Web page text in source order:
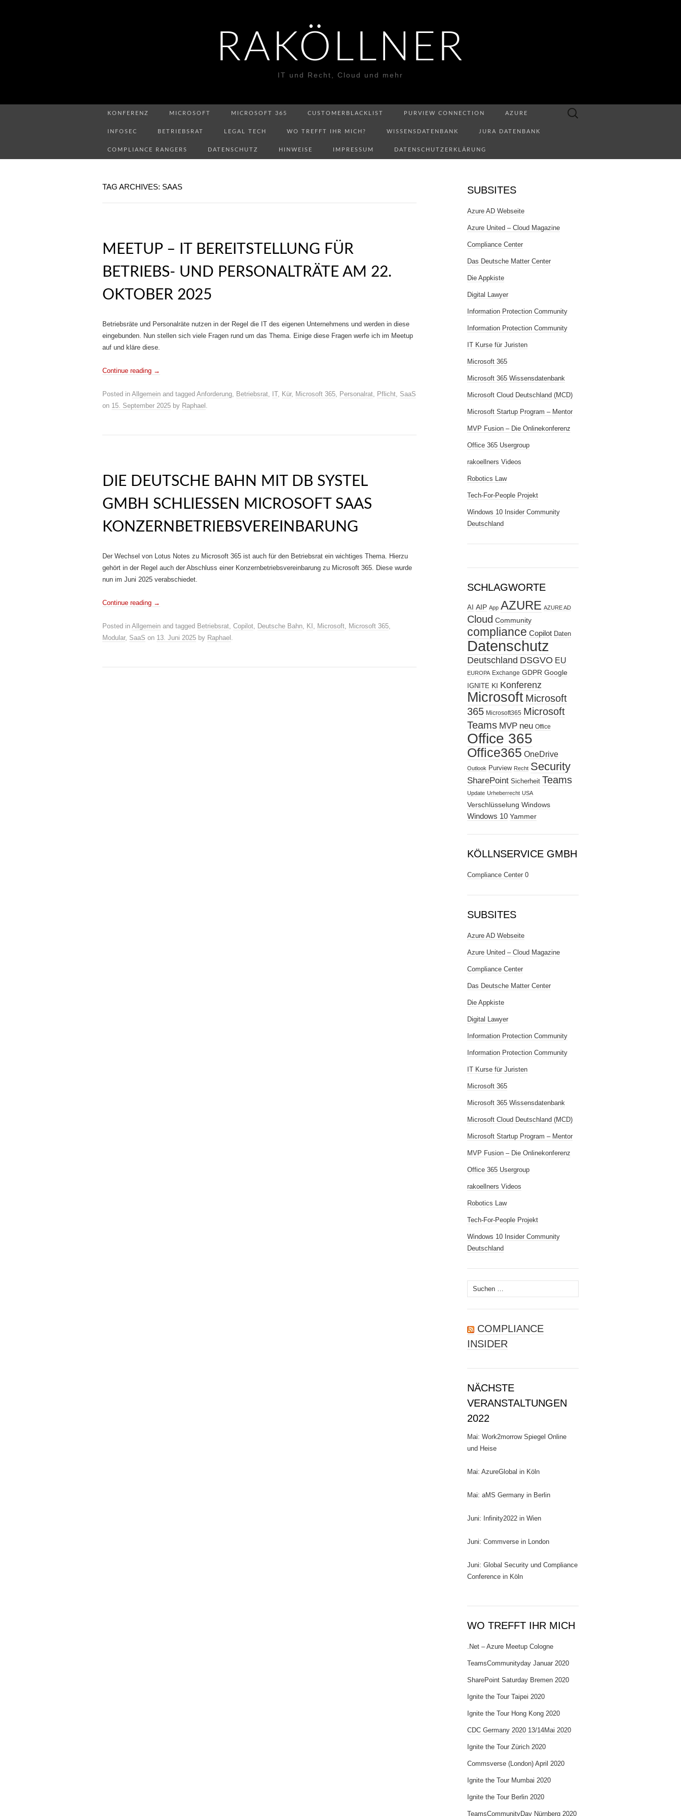
RAKÖLLNER
IT und Recht, Cloud und mehr
KONFERENZ MICROSOFT MICROSOFT 365 CUSTOMERBLACKLIST PURVIEW CONNECTION AZURE
INFOSEC BETRIEBSRAT LEGAL TECH WO TREFFT IHR MICH? WISSENSDATENBANK JURA DATENBANK
COMPLIANCE RANGERS DATENSCHUTZ HINWEISE IMPRESSUM DATENSCHUTZERKLÄRUNG
Suchen
TAG ARCHIVES: SAAS
MEETUP – IT BEREITSTELLUNG FÜR
BETRIEBS- UND PERSONALTRÄTE AM 22.
OKTOBER 2025
Betriebsräte und Personalräte nutzen in der Regel die IT des eigenen Unternehmens und werden in diese
eingebunden. Nun stellen sich viele Fragen rund um das Thema. Einige diese Fragen werfe ich im Meetup
auf und kläre diese.
Continue reading →
Posted in Allgemein and tagged Anforderung, Betriebsrat, IT, Kür, Microsoft 365, Personalrat, Pflicht, SaaS
on 15. September 2025 by Raphael .
DIE DEUTSCHE BAHN MIT DB SYSTEL
GMBH SCHLIESSEN MICROSOFT SAAS K
ONZERNBETRIEBSVEREINBARUNG
Der Wechsel von Lotus Notes zu Microsoft 365 ist auch für den Betriebsrat ein wichtiges Thema. Hierzu
gehört in der Regel auch der Abschluss einer Konzernbetriebsvereinbarung zu Microsoft 365. Diese wurde
nun im Juni 2025 verabschiedet.
Continue reading →
Posted in Allgemein and tagged Betriebsrat, Copilot, Deutsche Bahn, KI , Microsoft, Microsoft 365,
Modular, SaaS on 13. Juni 2025 by Raphael .
SUBSITES
Azure AD Webseite
Azure United – Cloud Magazine
Compliance Center
Das Deutsche Matter Center
Die Appkiste
Digital Lawyer
Information Protection Community
Information Protection Community
IT Kurse für Juristen
Microsoft 365
Microsoft 365 Wissensdatenbank
Microsoft Cloud Deutschland (MCD)
Microsoft Startup Program – Mentor
MVP Fusion – Die Onlinekonferenz
Office 365 Usergroup
rakoellners Videos
Robotics Law
Tech-For-People Projekt
Windows 10 Insider Community
Deutschland
SCHLAGWORTE
AI AIP App AZURE AZURE AD
Cloud Community
compliance Copilot Daten
Datenschutz
Deutschland DSGVO EU
EUROPA Exchange GDPR Google
IGNITE KI Konferenz
Microsoft Microsoft
365 Microsoft365 Microsoft
Teams MVP neu Office
Office 365
Office365 OneDrive
Outlook Purview Recht Security
SharePoint Sicherheit Teams
Update Urheberrecht USA
Verschlüsselung Windows
Windows 10 Yammer
KÖLLNSERVICE GMBH
Compliance Center 0
SUBSITES
Azure AD Webseite
Azure United – Cloud Magazine
Compliance Center
Das Deutsche Matter Center
Die Appkiste
Digital Lawyer
Information Protection Community
Information Protection Community
IT Kurse für Juristen
Microsoft 365
Microsoft 365 Wissensdatenbank
Microsoft Cloud Deutschland (MCD)
Microsoft Startup Program – Mentor
MVP Fusion – Die Onlinekonferenz
Office 365 Usergroup
rakoellners Videos
Robotics Law
Tech-For-People Projekt
Windows 10 Insider Community
Deutschland
Suchen
nach:
COMPLIANCE
INSIDER
NÄCHSTE
VERANSTALTUNGEN
2022
Mai: Work2morrow Spiegel Online
und Heise
Mai: AzureGlobal in Köln
Mai: aMS Germany in Berlin
Juni: Infinity2022 in Wien
Juni: Commverse in London
Juni: Global Security und Compliance
Conference in Köln
WO TREFFT IHR MICH
.Net – Azure Meetup Cologne
TeamsCommunityday Januar 2020
SharePoint Saturday Bremen 2020
Ignite the Tour Taipei 2020
Ignite the Tour Hong Kong 2020
CDC Germany 2020 13/14Mai 2020
Ignite the Tour Zürich 2020
Commsverse (London) April 2020
Ignite the Tour Mumbai 2020
Ignite the Tour Berlin 2020
TeamsCommunityDay Nürnberg 2020